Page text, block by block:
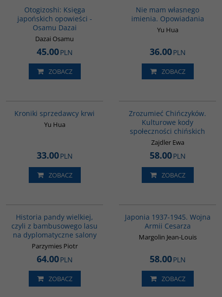
Otogizoshi: Księga
japońskich opowieści -
Osamu Dazai
Dazai Osamu
45.00PLN
ZOBACZ
Nie mam własnego
imienia. Opowiadania
Yu Hua
36.00PLN
ZOBACZ
Kroniki sprzedawcy krwi
Yu Hua
33.00PLN
ZOBACZ
Zrozumieć Chińczyków.
Kulturowe kody
społeczności chińskich
Zajdler Ewa
58.00PLN
ZOBACZ
Historia pandy wielkiej,
czyli z bambusowego lasu
na dyplomatyczne salony
Parzymies Piotr
64.00PLN
ZOBACZ
Japonia 1937-1945. Wojna
Armii Cesarza
Margolin Jean-Louis
58.00PLN
ZOBACZ